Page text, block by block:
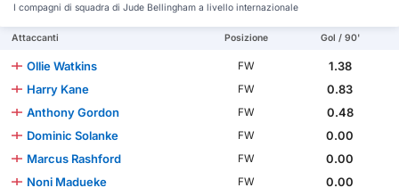
I compagni di squadra di Jude Bellingham a livello internazionale
Attaccanti Posizione Gol / 90'
Ollie Watkins FW
1.38
Harry Kane
FW
0.83
Anthony Gordon
FW
0.48
Dominic Solanke
FW
0.00
Marcus Rashford
FW
0.00
Noni Madueke
FW
0.00